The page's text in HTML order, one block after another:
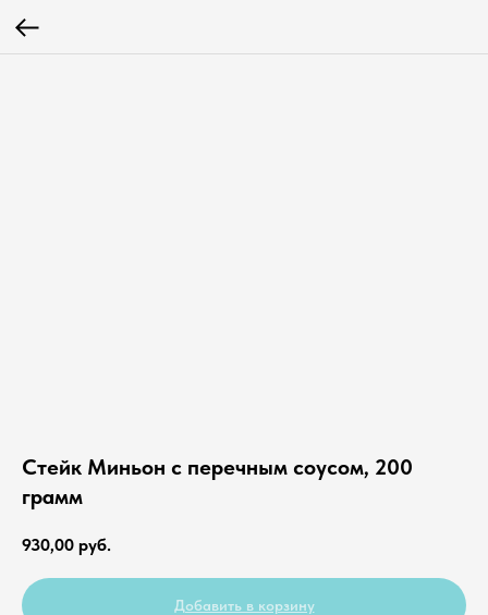
Стейк Миньон с перечным соусом, 200
грамм
930,00 руб.
Добавить в корзину